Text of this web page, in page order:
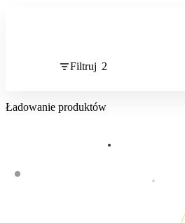
Filtruj 2
Ładowanie produktów